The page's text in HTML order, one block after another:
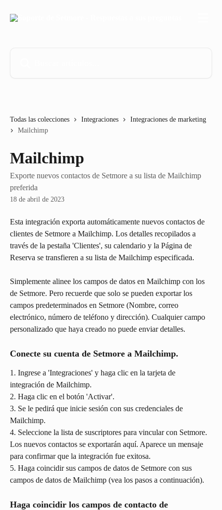
Todas las colecciones Integraciones
Integraciones de marketing
Mailchimp
Mailchimp
Exporte nuevos contactos de Setmore a su lista de Mailchimp
preferida
18 de abril de 2023
Esta integración exporta automáticamente nuevos contactos de
clientes de Setmore a Mailchimp. Los detalles recopilados a
través de la pestaña 'Clientes', su calendario y la Página de
Reserva se transfieren a su lista de Mailchimp especificada.
Simplemente alinee los campos de datos en Mailchimp con los
de Setmore. Pero recuerde que solo se pueden exportar los
campos predeterminados en Setmore (Nombre, correo
electrónico, número de teléfono y dirección). Cualquier campo
personalizado que haya creado no puede enviar detalles.
Conecte su cuenta de Setmore a Mailchimp.
1. Ingrese a 'Integraciones' y haga clic en la tarjeta de
integración de Mailchimp.
2. Haga clic en el botón 'Activar'.
3. Se le pedirá que inicie sesión con sus credenciales de
Mailchimp.
4. Seleccione la lista de suscriptores para vincular con Setmore.
Los nuevos contactos se exportarán aquí. Aparece un mensaje
para confirmar que la integración fue exitosa.
5. Haga coincidir sus campos de datos de Setmore con sus
campos de datos de Mailchimp (vea los pasos a continuación).
Haga coincidir los campos de contacto de